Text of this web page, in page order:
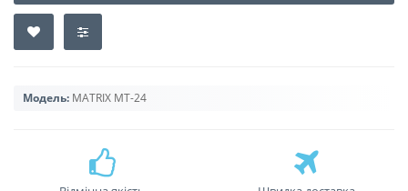
Модель: MATRIX МТ-24